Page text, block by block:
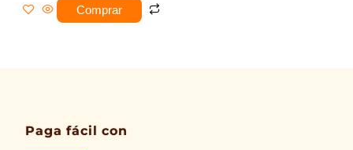
Comprar
Paga fácil con